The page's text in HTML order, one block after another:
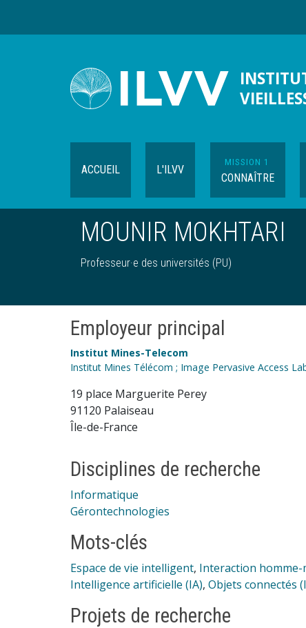
ACCUEIL L'ILVV
MISSION 1
CONNAÎTRE
MOUNIR MOKHTARI
Professeur·e des universités (PU)
Employeur principal
Institut Mines-Telecom
Institut Mines Télécom ; Image Pervasive Access
19 place Marguerite Perey
91120 Palaiseau
Île-de-France
Disciplines de recherche
Informatique
Gérontechnologies
Mots-clés
Espace de vie intelligent, Interaction homme-
Intelligence artificielle (IA), Objets connectés
Projets de recherche